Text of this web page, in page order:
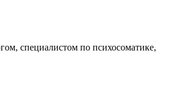
специалистом по психосоматике,